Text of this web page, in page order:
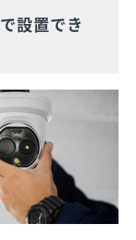
設置でき